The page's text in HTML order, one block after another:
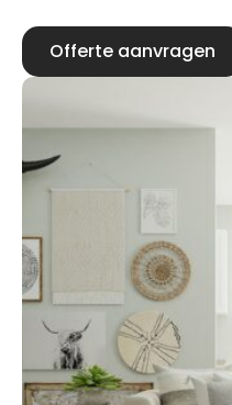
Offerte aanvragen